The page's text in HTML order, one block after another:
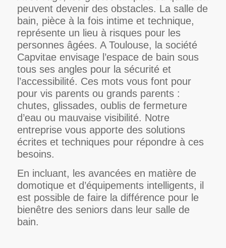
peuvent devenir des obstacles. La salle de
bain, pièce à la fois intime et technique,
représente un lieu à risques pour les
personnes âgées. A Toulouse, la société
Capvitae envisage l’espace de bain sous
tous ses angles pour la sécurité et
l’accessibilité. Ces mots vous font pour
pour vis parents ou grands parents :
chutes, glissades, oublis de fermeture
d’eau ou mauvaise visibilité. Notre
entreprise vous apporte des solutions
écrites et techniques pour répondre à ces
besoins.
En incluant, les avancées en matière de
domotique et d’équipements intelligents, il
est possible de faire la différence pour le
bienêtre des seniors dans leur salle de
bain.